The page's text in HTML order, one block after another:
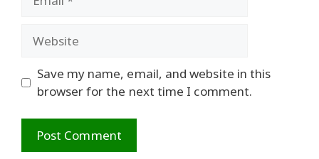
Save my name, email, and website in this
browser for the next time I comment.